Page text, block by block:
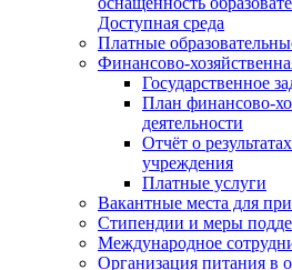
Доступная среда
Платные
Финансово-
Государственное
План финансово-
деятельности
Отчёт о
учреждения
Платные услуги
Вакантные места для
Стипендии и меры
Международное
Организация питания в